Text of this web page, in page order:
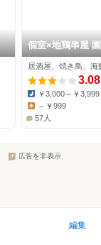
個室×地鶏串屋
大森本店
居酒屋、焼き鳥、海
3.08
Dinner:
￥3,000～￥3,999
Lunch:
～￥999
57人
広告を非表示
編集